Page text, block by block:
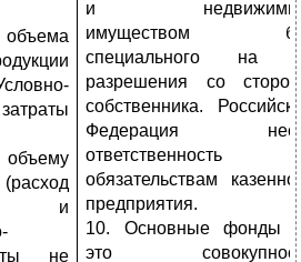
и
не
и
имуществом
специального на
разрешения со
собственника.
Федерация
ответственность
обязательствам
предприятия.
10. Основные фонды
это